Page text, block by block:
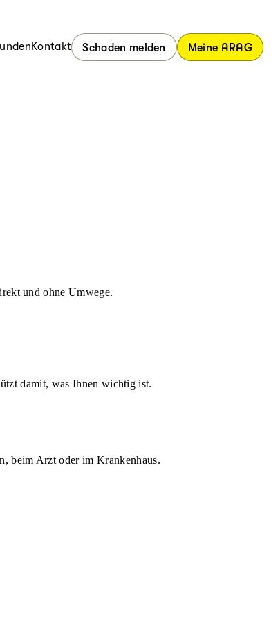
Kontakt Schaden melden Meine ARAG
und ohne Umwege.
damit, was Ihnen wichtig ist.
beim Arzt oder im Krankenhaus.